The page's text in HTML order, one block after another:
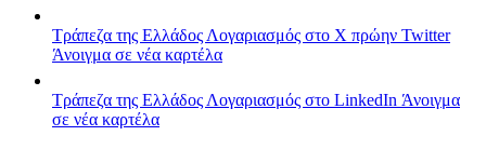
Τράπεζα της Ελλάδος Λογαριασμός στο X πρώην Twitter
Άνοιγμα σε νέα καρτέλα
Τράπεζα της Ελλάδος Λογαριασμός στο LinkedIn Άνοιγμα
σε νέα καρτέλα